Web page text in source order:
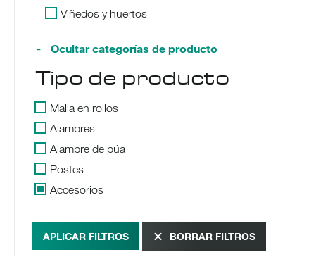
Viñedos y huertos
Ocultar categorías de producto
Tipo de producto
Malla en rollos
Alambres
Alambre de púa
Postes
Accesorios
APLICAR FILTROS BORRAR FILTROS